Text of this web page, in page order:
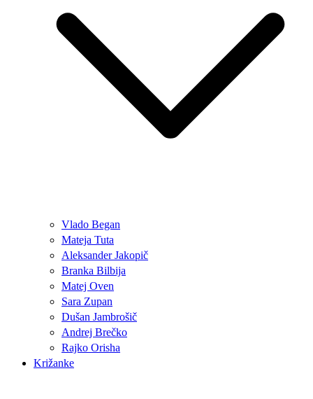
Vlado Began
Mateja Tuta
Aleksander Jakopič
Branka Bilbija
Matej Oven
Sara Zupan
Dušan Jambrošič
Andrej Brečko
Rajko Orisha
Križanke